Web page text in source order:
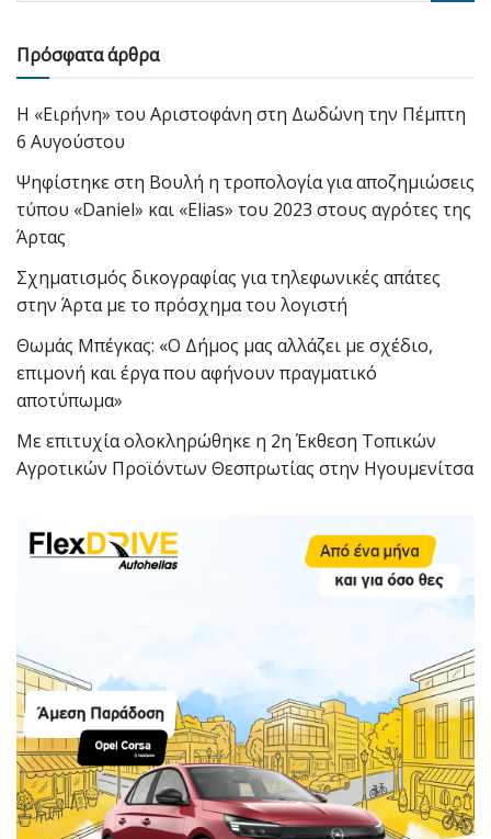
Πρόσφατα άρθρα
Η «Ειρήνη» του Αριστοφάνη στη Δωδώνη την Πέμπτη
6 Αυγούστου
Ψηφίστηκε στη Βουλή η τροπολογία για αποζημιώσεις
τύπου «Daniel» και «Elias» του 2023 στους αγρότες της
Άρτας
Σχηματισμός δικογραφίας για τηλεφωνικές απάτες
στην Άρτα με το πρόσχημα του λογιστή
Θωμάς Μπέγκας: «Ο Δήμος μας αλλάζει με σχέδιο,
επιμονή και έργα που αφήνουν πραγματικό
αποτύπωμα»
Με επιτυχία ολοκληρώθηκε η 2η Έκθεση Τοπικών
Αγροτικών Προϊόντων Θεσπρωτίας στην Ηγουμενίτσα